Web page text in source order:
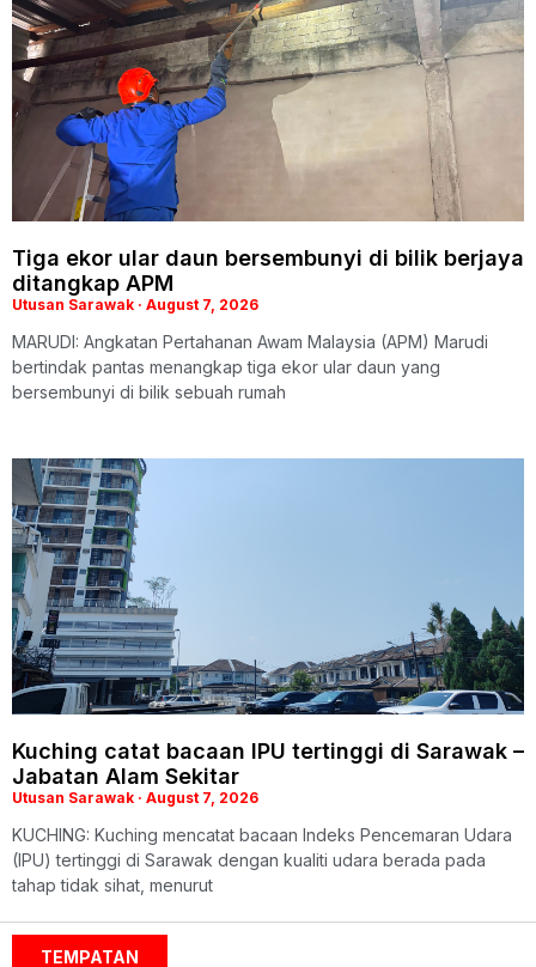
Tiga ekor ular daun bersembunyi di bilik berjaya
ditangkap APM
Utusan Sarawak August 7, 2026
MARUDI: Angkatan Pertahanan Awam Malaysia (APM) Marudi
bertindak pantas menangkap tiga ekor ular daun yang
bersembunyi di bilik sebuah rumah
Kuching catat bacaan IPU tertinggi di Sarawak –
Jabatan Alam Sekitar
Utusan Sarawak August 7, 2026
KUCHING: Kuching mencatat bacaan Indeks Pencemaran Udara
(IPU) tertinggi di Sarawak dengan kualiti udara berada pada
tahap tidak sihat, menurut
TEMPATAN